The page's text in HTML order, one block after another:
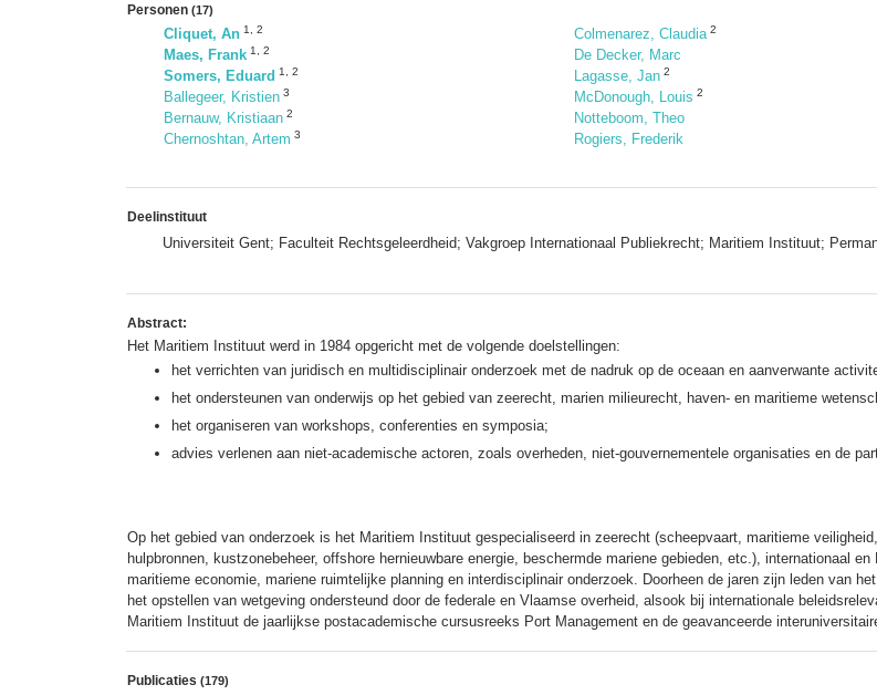
Personen (17)
Cliquet, An 1 2
Maes, Frank 1 2
Somers, Eduard 1 2
Ballegeer, Kristien 3
Bernauw, Kristiaan 2
Chernoshtan, Artem 3
Colmenarez, Claudia 2
De Decker, Marc
Lagasse, Jan 2
McDonough, Louis 2
Notteboom, Theo
Rogiers, Frederik
Deelinstituut
Universiteit Gent; Faculteit Rechtsgeleerdheid; Vakgroep Internationaal Publiekrecht; Maritiem Instituut;
Abstract:
Het Maritiem Instituut werd in 1984 opgericht met de volgende doelstellingen:
het verrichten van juridisch en multidisciplinair onderzoek met de nadruk op de oceaan en aanverwante
het ondersteunen van onderwijs op het gebied van zeerecht, marien milieurecht, haven- en maritieme
het organiseren van workshops, conferenties en symposia;
advies verlenen aan niet-academische actoren, zoals overheden, niet-gouvernementele organisaties en de
Op het gebied van onderzoek is het Maritiem Instituut gespecialiseerd in zeerecht (scheepvaart, maritieme
hulpbronnen, kustzonebeheer, offshore hernieuwbare energie, beschermde mariene gebieden, etc.), internationaal
maritieme economie, mariene ruimtelijke planning en interdisciplinair onderzoek. Doorheen de jaren zijn leden van
het opstellen van wetgeving ondersteund door de federale en Vlaamse overheid, alsook bij internationale
Maritiem Instituut de jaarlijkse postacademische cursusreeks Port Management en de geavanceerde
Publicaties (179)